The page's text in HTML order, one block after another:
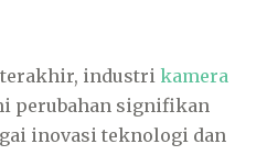
terakhir, industrikamera
perubahan signifikan
inovasi teknologi dan